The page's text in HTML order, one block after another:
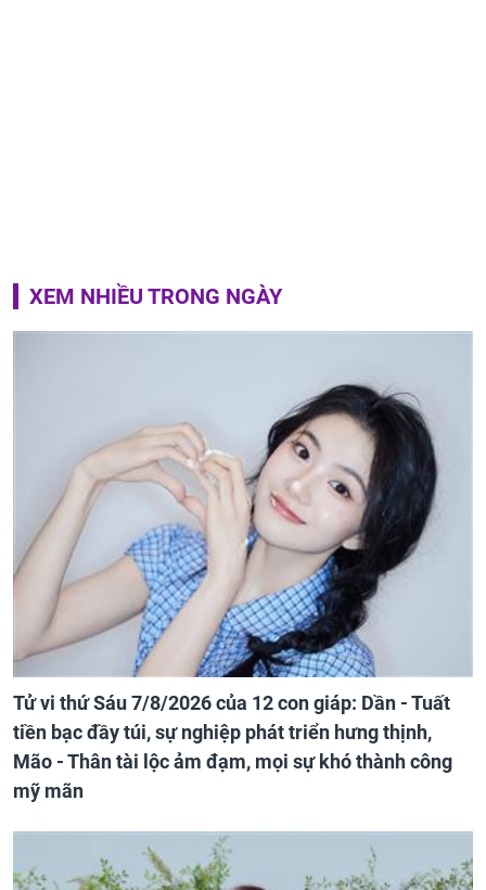
XEM NHIỀU TRONG NGÀY
Tử vi thứ Sáu 7/8/2026 của 12 con giáp: Dần - Tuất
tiền bạc đầy túi, sự nghiệp phát triển hưng thịnh,
Mão - Thân tài lộc ảm đạm, mọi sự khó thành công
mỹ mãn